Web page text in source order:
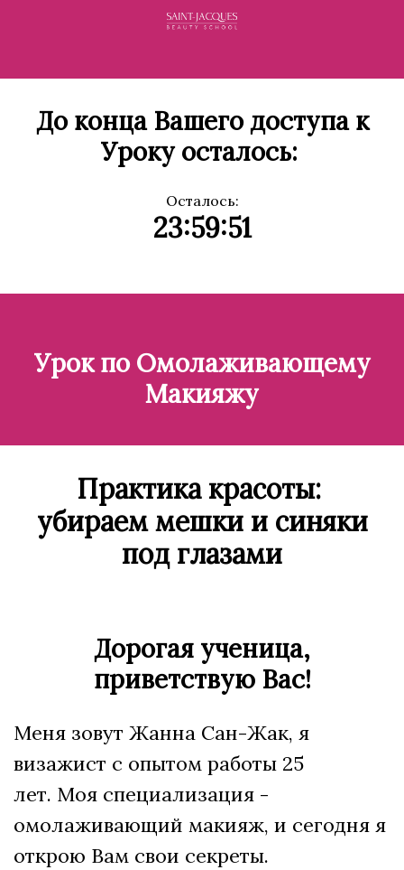
До конца Вашего доступа к
Уроку осталось:
Осталось:
23:59:51
Урок по Омолаживающему
Макияжу
Практика красоты:
убираем мешки и синяки
под глазами
Дорогая ученица,
приветствую Вас!
Меня зовут Жанна Сан-Жак, я
визажист с опытом работы 25
лет. Моя специализация -
омолаживающий макияж, и сегодня я
открою Вам свои секреты.